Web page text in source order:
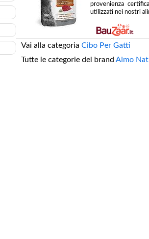
provenienza
utilizzati nei nostri
Vai alla categoria Cibo Per Gatti
Tutte le categorie del brand Almo